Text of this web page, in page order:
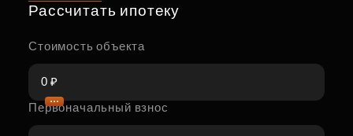
Рассчитать ипотеку
Стоимость объекта
Первоначальный взнос